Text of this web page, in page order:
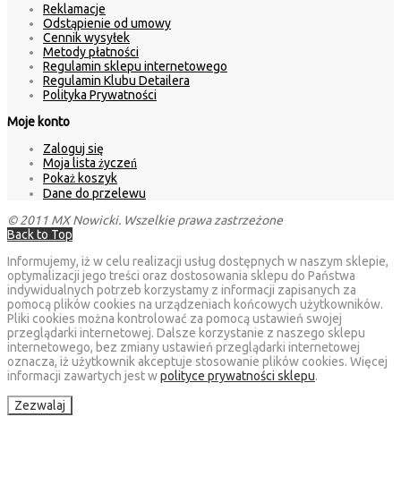
Reklamacje
Odstąpienie od umowy
Cennik wysyłek
Metody płatności
Regulamin sklepu internetowego
Regulamin Klubu Detailera
Polityka Prywatności
Moje konto
Zaloguj się
Moja lista życzeń
Pokaż koszyk
Dane do przelewu
© 2011 MX Nowicki. Wszelkie prawa zastrzeżone
Back to Top
Informujemy, iż w celu realizacji usług dostępnych w naszym sklepie,
optymalizacji jego treści oraz dostosowania sklepu do Państwa
indywidualnych potrzeb korzystamy z informacji zapisanych za
pomocą plików cookies na urządzeniach końcowych użytkowników.
Pliki cookies można kontrolować za pomocą ustawień swojej
przeglądarki internetowej. Dalsze korzystanie z naszego sklepu
internetowego, bez zmiany ustawień przeglądarki internetowej
oznacza, iż użytkownik akceptuje stosowanie plików cookies. Więcej
informacji zawartych jest wpolityce prywatności sklepu.
Zezwalaj